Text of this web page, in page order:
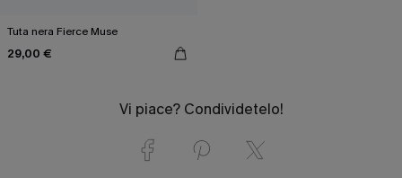
Tuta nera Fierce Muse
29,00 €
Vi piace? Condividetelo!